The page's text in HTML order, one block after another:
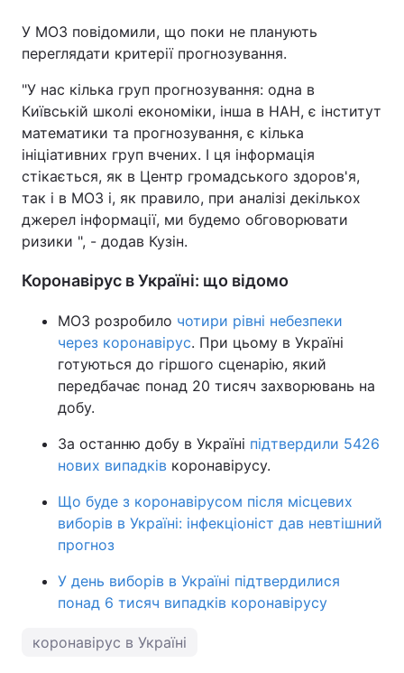
У МОЗ повідомили, що поки не планують
переглядати критерії прогнозування.
"У нас кілька груп прогнозування: одна в
Київській школі економіки, інша в НАН, є інститут
математики та прогнозування, є кілька
ініціативних груп вчених. І ця інформація
стікається, як в Центр громадського здоров'я,
так і в МОЗ і, як правило, при аналізі декількох
джерел інформації, ми будемо обговорювати
ризики ", - додав Кузін.
Коронавірус в Україні: що відомо
МОЗ розробило чотири рівні небезпеки
через коронавірус. При цьому в Україні
готуються до гіршого сценарію, який
передбачає понад 20 тисяч захворювань на
добу.
За останню добу в Україні підтвердили 5426
нових випадків коронавірусу.
Що буде з коронавірусом після місцевих
виборів в Україні: інфекціоніст дав невтішний
прогноз
У день виборів в Україні підтвердилися
понад 6 тисяч випадків коронавірусу
коронавірус в Україні